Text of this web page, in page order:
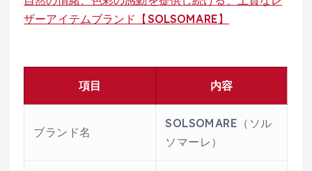
ザーアイテムブランド【SOLSOMARE】
項目 内容
ブランド名
SOLSOMARE（ソル
ソマーレ）